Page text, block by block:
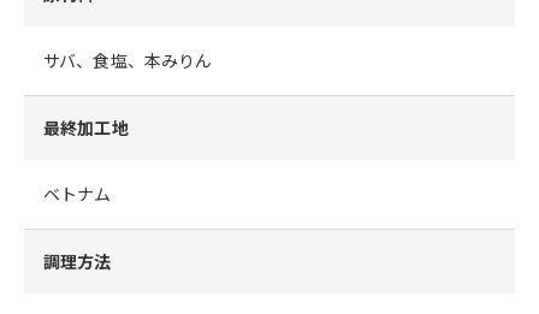
サバ、食塩、本みりん
最終加工地
ベトナム
調理方法